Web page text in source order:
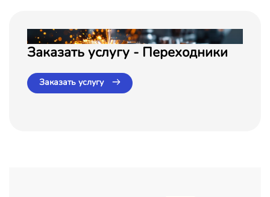
Заказать услугу - Переходники
Заказать услугу